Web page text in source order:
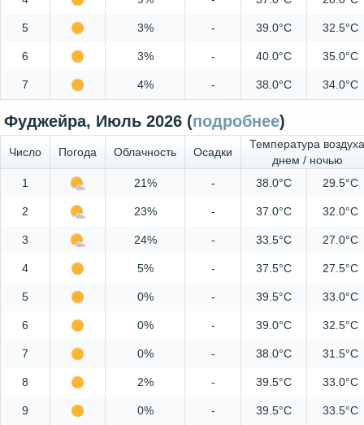
5 3% - 39.0°C 32.5°C
6 3% - 40.0°C 35.0°C
7 4% - 38.0°C 34.0°C
Фуджейра, Июль 2026 (подробнее)
Число Погода Облачность Осадки
Температура воздуха
днем / ночью
1
21% - 38.0°C 29.5°C
2 23% - 37.0°C 32.0°C
3 24% - 33.5°C 27.0°C
4 5% - 37.5°C 27.5°C
5 0% - 39.5°C 33.0°C
6 0% - 39.0°C 32.5°C
7 0% - 38.0°C 31.5°C
8 2% - 39.5°C 33.0°C
9 0% - 39.5°C 33.5°C